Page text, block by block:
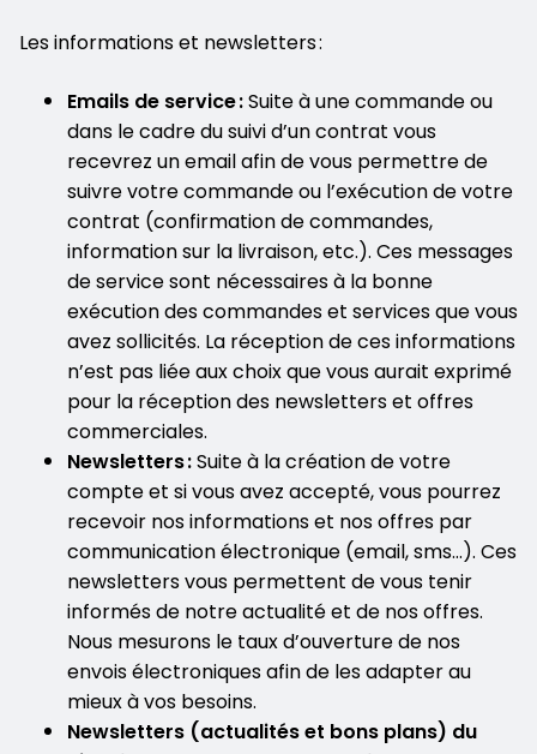
Les informations et newsletters :
Emails de service :Suite à une commande ou
dans le cadre du suivi d’un contrat vous
recevrez un email afin de vous permettre de
suivre votre commande ou l’exécution de votre
contrat (confirmation de commandes,
information sur la livraison, etc.). Ces messages
de service sont nécessaires à la bonne
exécution des commandes et services que vous
avez sollicités. La réception de ces informations
n’est pas liée aux choix que vous aurait exprimé
pour la réception des newsletters et offres
commerciales.
Newsletters :Suite à la création de votre
compte et si vous avez accepté, vous pourrez
recevoir nos informations et nos offres par
communication électronique (email, sms…). Ces
newsletters vous permettent de vous tenir
informés de notre actualité et de nos offres.
Nous mesurons le taux d’ouverture de nos
envois électroniques afin de les adapter au
mieux à vos besoins.
Newsletters (actualités et bons plans) du